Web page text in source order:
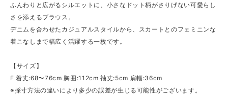
ふんわりと広がるシルエットに、小さなドット柄がさりげない可愛らし
さを添えるブラウス。
デニムを合わせたカジュアルスタイルから、スカートとのフェミニンな
着こなしまで幅広く活躍する一枚です。
【サイズ】
F 着丈:68〜76cm 胸囲:112cm 袖丈:5cm 肩幅:36cm
※採寸方法の違いにより多少の誤差が生じる可能性がございます。